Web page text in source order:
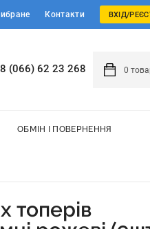
Контакти ВХІД/
(066) 62 23 268 0
ОБМІН І ПОВЕРНЕННЯ
топерів